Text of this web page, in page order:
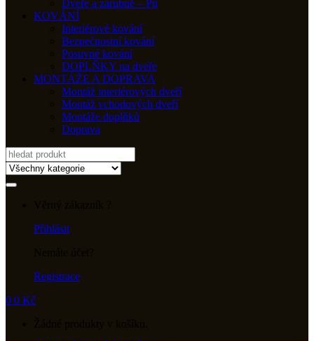
Dveře a zárubně – Pú
KOVÁNÍ
Interiérové kování
Bezpečnostní kování
Posuvné kování
DOPLŇKY na dveře
MONTÁŽE A DOPRAVA
Montáž interiérových dveří
Montáž vchodových dveří
Montáže doplňků
Doprava
Search
for:
Přihlásit
Registrace
0 0 Kč